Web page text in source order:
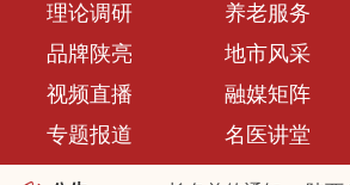
理论调研
养老服务
品牌陕亮
地市风采
视频直播
融媒矩阵
专题报道
名医讲堂